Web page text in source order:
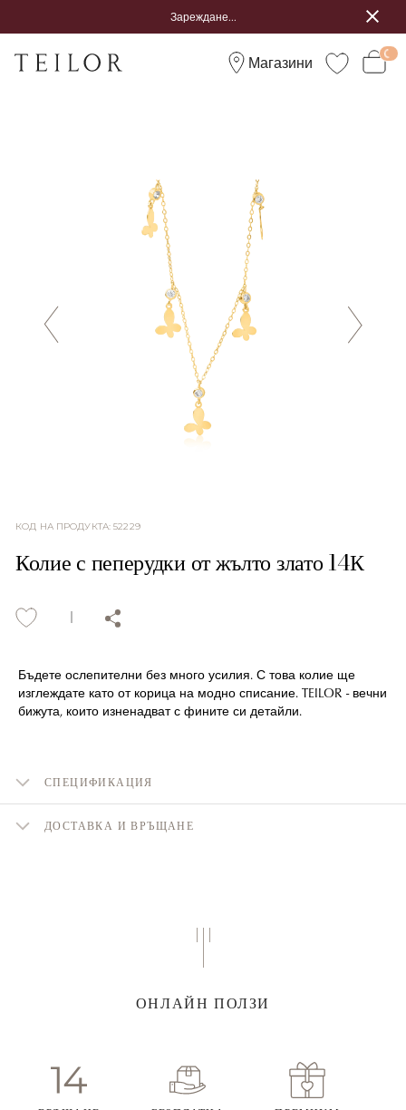
Зареждане...
Магазини
КОД НА ПРОДУКТА:52229
Колие с пеперудки от жълто злато 14К
Бъдете ослепителни без много усилия. С това колие ще
изглеждате като от корица на модно списание. TEILOR - вечни
бижута, които изненадват с фините си детайли.
СПЕЦИФИКАЦИЯ
ДОСТАВКА И ВРЪЩАНЕ
ОНЛАЙН ПОЛЗИ